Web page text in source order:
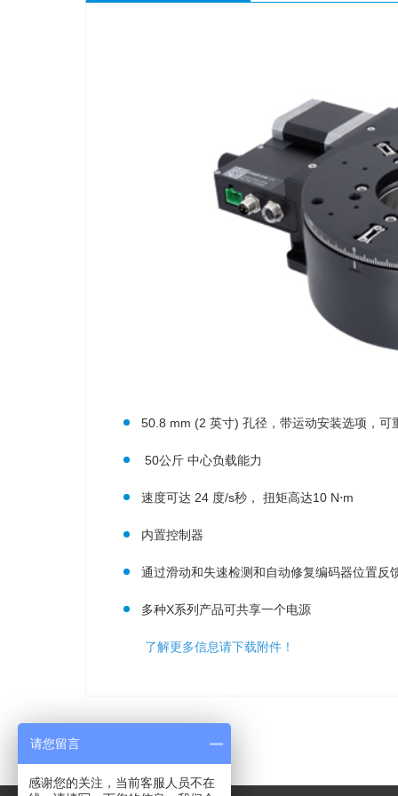
50.8 mm (2 英寸) 孔径，带运动安装选项，可
50公斤 中心负载能力
速度可达 24 度/s秒， 扭矩高达10 N⋅m
内置控制器
通过滑动和失速检测和自动修复编码器位置反
多种X系列产品可共享一个电源
了解更多信息请下载附件！
请您留言
感谢您的关注，当前客服人员不在